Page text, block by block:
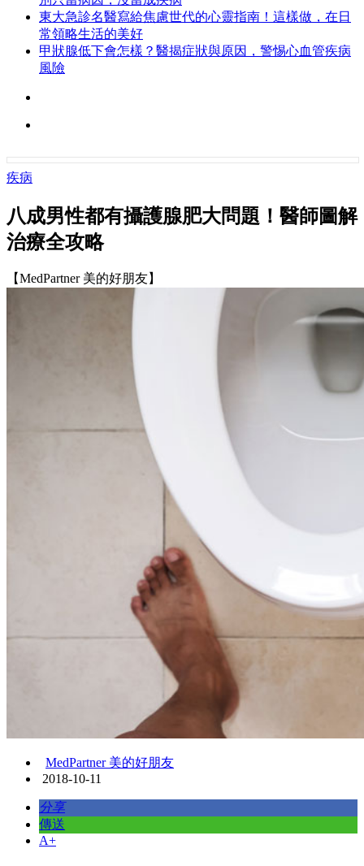
東大急診名醫寫給焦慮世代的心靈指南！這樣做，在日
常領略生活的美好
甲狀腺低下會怎樣？醫揭症狀與原因，警惕心血管疾病
風險
疾病
八成男性都有攝護腺肥大問題！醫師圖解
治療全攻略
【MedPartner 美的好朋友】
MedPartner 美的好朋友
2018-10-11
分享
傳送
A+